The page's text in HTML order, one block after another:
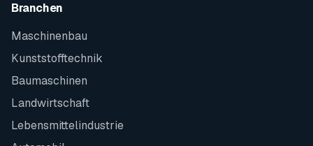
Branchen
Maschinenbau
Kunststofftechnik
Baumaschinen
Landwirtschaft
Lebensmittelindustrie